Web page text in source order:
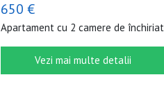
650 €
Apartament cu 2 camere de închiriat
Vezi mai multe detalii